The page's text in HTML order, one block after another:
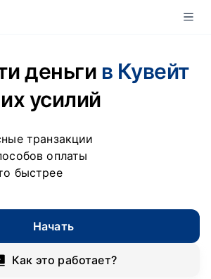
деньги в Кувейт
усилий
транзакции
оплаты
быстрее
Начать
Как это работает?